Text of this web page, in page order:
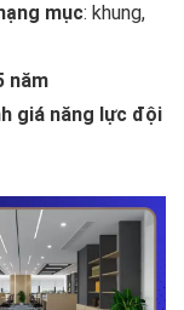
mục: khung,
năm
giá năng lực đội